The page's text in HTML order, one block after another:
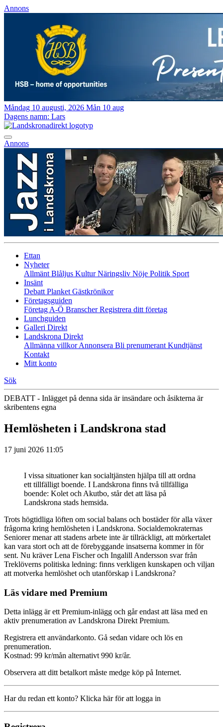
Annons
Måndag 10 augusti, 2026 Mån 10 aug
Dagens namn: Lars
Annons
Ettan
Nyheter
Allmänt Blåljus KulturNäringsliv Nöje Politik Sport
Insänt
Debatt Planket Gästkrönikor
Företagsguiden
Företag A-Ö BranscherRegistrera ditt företag
Lunchguiden
Galleri Direkt
Landskrona Direkt
Allmänna villkorAnnonsera Bli prenumerant Kundtjänst
Kontakt
Mitt konto
Sök
DEBATT - Inlägget på denna sida är insändare och åsikterna är
skribentens egna
Hemlösheten i Landskrona stad
17 juni 2026 11:05
I vissa situationer kan socialtjänsten hjälpa till att ordna
ett tillfälligt boende. I Landskrona finns två tillfälliga
boende: Kolet och Akutbo, står det att läsa på
Landskrona stads hemsida.
Trots högtidliga löften om social balans och bostäder för alla växer
frågorna kring hemlösheten i Landskrona. Socialdemokraternas
Seniorer menar att stadens arbete inte är tillräckligt, att mörkertalet
kan vara stort och att de förebyggande insatserna kommer in för
sent. Nu kräver Lena Fischer och Ingalill Andersson svar från
Treklöverns politiska ledning: finns verkligen kunskapen och viljan
att motverka hemlöshet och utanförskap i Landskrona?
Läs vidare med Premium
Detta inlägg är ett Premium-inlägg och går endast att läsa med en
aktiv prenumeration av Landskrona Direkt Premium.
Registrera ett användarkonto. Gå sedan vidare och lös en
prenumeration.
Kostnad: 99 kr/mån alternativt 990 kr/år.
Observera att ditt betalkort måste medge köp på Internet.
Har du redan ett konto? Klicka här för att logga in